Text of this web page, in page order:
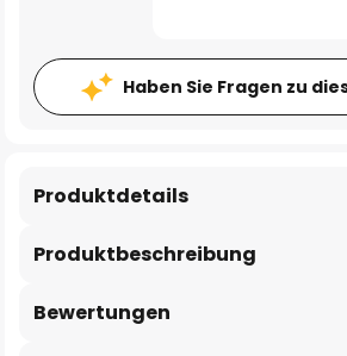
Haben Sie Fragen zu
Produktbeschreibung
Produktdetails
Bewertungen